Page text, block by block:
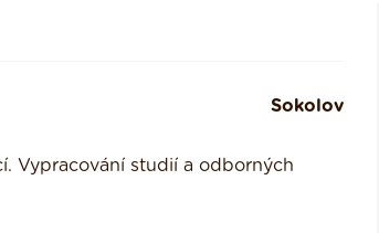
Sokolov
Vypracování studií a odborných